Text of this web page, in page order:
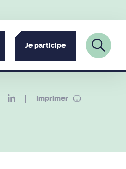
Je participe
Imprimer